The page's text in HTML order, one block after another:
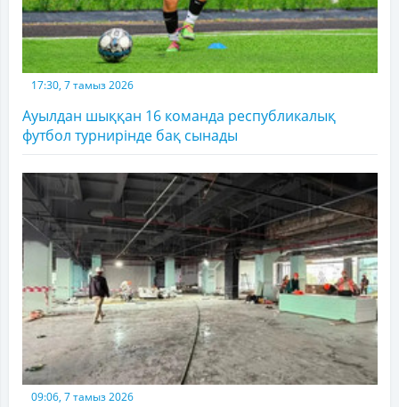
17:30, 7 тамыз 2026
Ауылдан шыққан 16 команда республикалық
футбол турнирінде бақ сынады
09:06, 7 тамыз 2026